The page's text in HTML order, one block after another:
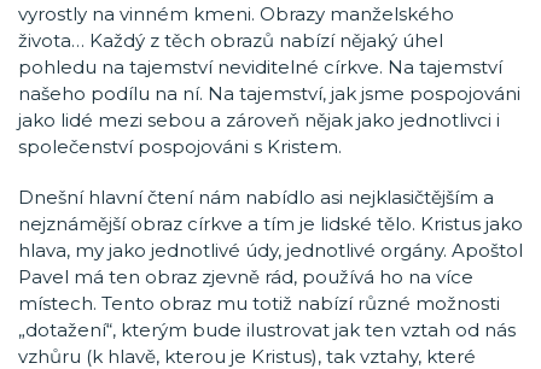
vyrostly na vinném kmeni. Obrazy manželského
života… Každý z těch obrazů nabízí nějaký úhel
pohledu na tajemství neviditelné církve. Na tajemství
našeho podílu na ní. Na tajemství, jak jsme pospojováni
jako lidé mezi sebou a zároveň nějak jako jednotlivci i
společenství pospojováni s Kristem.
Dnešní hlavní čtení nám nabídlo asi nejklasičtějším a
nejznámější obraz církve a tím je lidské tělo. Kristus jako
hlava, my jako jednotlivé údy, jednotlivé orgány. Apoštol
Pavel má ten obraz zjevně rád, používá ho na více
místech. Tento obraz mu totiž nabízí různé možnosti
„dotažení“, kterým bude ilustrovat jak ten vztah od nás
vzhůru (k hlavě, kterou je Kristus), tak vztahy, které